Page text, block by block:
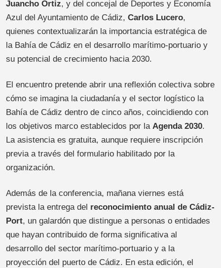
Juancho Ortiz, y del concejal de Deportes y Economía
Azul del Ayuntamiento de Cádiz, Carlos Lucero,
quienes contextualizarán la importancia estratégica de
la Bahía de Cádiz en el desarrollo marítimo-portuario y
su potencial de crecimiento hacia 2030.
El encuentro pretende abrir una reflexión colectiva sobre
cómo se imagina la ciudadanía y el sector logístico la
Bahía de Cádiz dentro de cinco años, coincidiendo con
los objetivos marco establecidos por la Agenda 2030.
La asistencia es gratuita, aunque requiere inscripción
previa a través del formulario habilitado por la
organización.
Además de la conferencia, mañana viernes está
prevista la entrega del reconocimiento anual de Cádiz-
Port, un galardón que distingue a personas o entidades
que hayan contribuido de forma significativa al
desarrollo del sector marítimo-portuario y a la
proyección del puerto de Cádiz. En esta edición, el